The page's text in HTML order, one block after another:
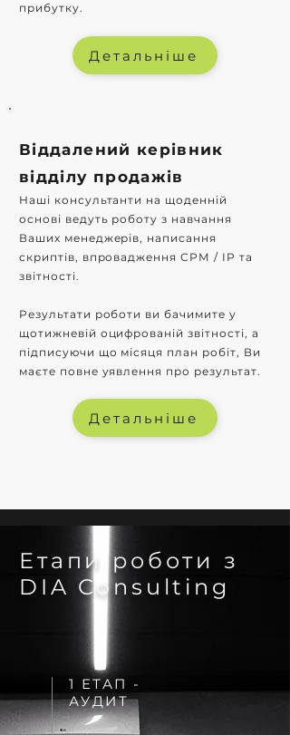
прибутку.
Детальніше
Віддалений керівник
відділу продажів
Наші консультанти на щоденній
основі ведуть роботу з навчання
Ваших менеджерів, написання
скриптів, впровадження СРМ / IP та
звітності.
Результати роботи ви бачимите у
щотижневій оцифрованій звітності, а
підписуючи що місяця план робіт, Ви
маєте повне уявлення про результат.
Детальніше
Етапи роботи з
DIA Consulting
1 ЕТАП -
АУДИТ